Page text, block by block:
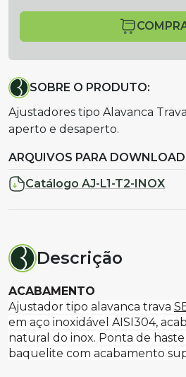
SOBRE O PRODUTO:
Ajustadores tipo Alavanca
aperto e desaperto.
ARQUIVOS PARA DOWNLOAD
Catálogo AJ-L1-T2-INOX
Descrição
ACABAMENTO
Ajustador tipo alavanca trava
em aço inoxidável AISI304,
natural do inox. Ponta de
baquelite com acabamento